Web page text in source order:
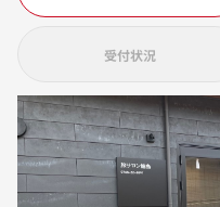
受付状況